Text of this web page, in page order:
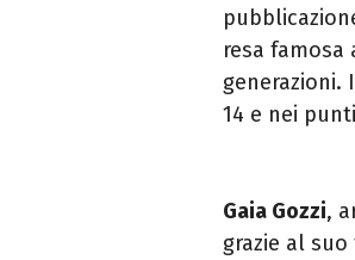
resa
generazioni. I
14 e nei
Gaia Gozzi,
grazie al